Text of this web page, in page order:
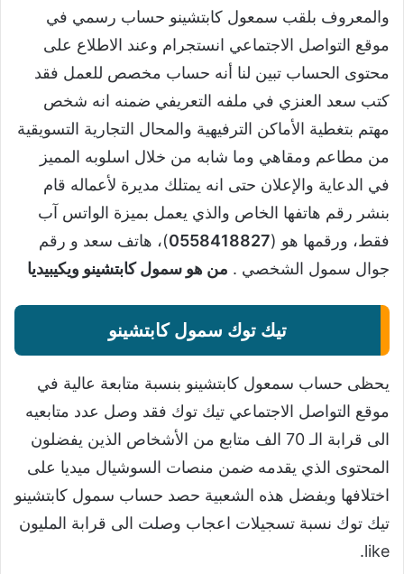
والمعروف بلقب سمعول كابتشينو حساب رسمي في
موقع التواصل الاجتماعي انستجرام وعند الاطلاع على
محتوى الحساب تبين لنا أنه حساب مخصص للعمل فقد
كتب سعد العنزي في ملفه التعريفي ضمنه انه شخص
مهتم بتغطية الأماكن الترفيهية والمحال التجارية التسويقية
من مطاعم ومقاهي وما شابه من خلال اسلوبه المميز
في الدعاية والإعلان حتى انه يمتلك مديرة لأعماله قام
بنشر رقم هاتفها الخاص والذي يعمل بميزة الواتس آب
فقط، ورقمها هو (0558418827)، هاتف سعد و رقم
جوال سمول الشخصي . من هو سمول كابتشينو ويكيبيديا
تيك توك سمول كابتشينو
يحظى حساب سمعول كابتشينو بنسبة متابعة عالية في
موقع التواصل الاجتماعي تيك توك فقد وصل عدد متابعيه
الى قرابة الـ 70 الف متابع من الأشخاص الذين يفضلون
المحتوى الذي يقدمه ضمن منصات السوشيال ميديا على
اختلافها وبفضل هذه الشعبية حصد حساب سمول كابتشينو
تيك توك نسبة تسجيلات اعجاب وصلت الى قرابة المليون
like.